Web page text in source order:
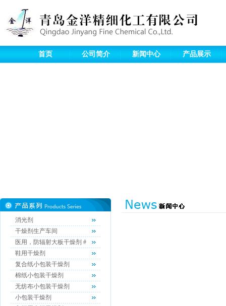
首页 公司简介 新闻中心 产品展示
消光剂
干燥剂生产车间
医用，防辐射大板干燥剂 #
鞋用干燥剂
复合纸小包装干燥剂
棉纸小包装干燥剂
无纺布小包装干燥剂
小包装干燥剂